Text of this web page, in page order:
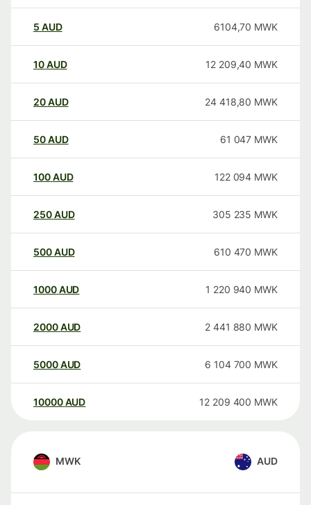
5 AUD 6104,70 MWK
10AUD 12 209,40 MWK
20AUD 24 418,80 MWK
50AUD 61 047 MWK
100AUD 122 094 MWK
250AUD 305 235 MWK
500AUD 610 470 MWK
1000AUD 1 220 940 MWK
2000AUD 2 441 880 MWK
5000AUD 6 104 700 MWK
10000 AUD 12 209 400 MWK
MWK AUD